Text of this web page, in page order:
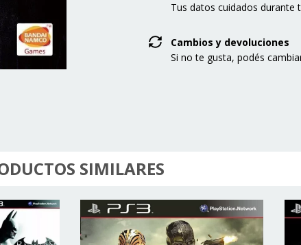
Tus datos cuidados durante
Cambios y devoluciones
Si no te gusta, podés
SIMILARES